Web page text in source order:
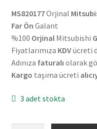
MS820177Orjinal
Far Ön Galant
%100 OrjinalMitsubishi
Fiyatlarımıza KDVücreti
Adınıza faturalı olarak
Kargo taşıma ücreti
3 adet stokta